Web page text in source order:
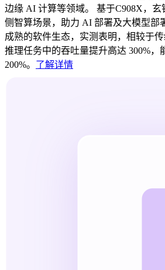
边缘 AI 计算等领域。 基于C908X，
侧智算场景，助力 AI 部署及大模型部
成熟的软件生态，实测表明，相较于
推理任务中的吞吐量提升高达 300%，
200%。 了解详情